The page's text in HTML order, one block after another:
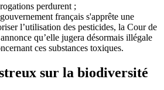
perdurent ;
français s'apprête une
l’utilisation des pesticides, la Cour de
qu’elle jugera désormais illégale
ces substances toxiques.
sur la biodiversité